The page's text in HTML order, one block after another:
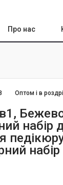
Про нас
Оптом і в
набір
набір